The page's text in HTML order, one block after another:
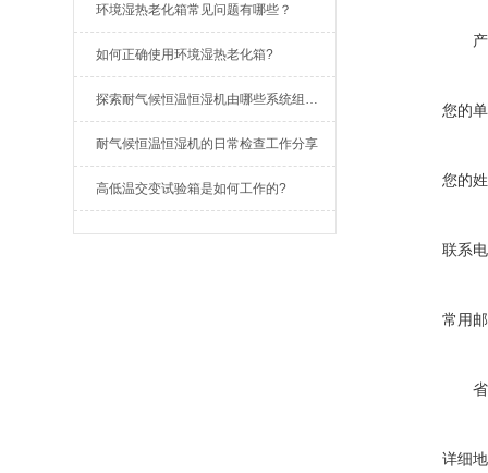
环境湿热老化箱常见问题有哪些？
如何正确使用环境湿热老化箱?
探索耐气候恒温恒湿机由哪些系统组成？
耐气候恒温恒湿机的日常检查工作分享
高低温交变试验箱是如何工作的?
您的
您的
联系
常用
详细